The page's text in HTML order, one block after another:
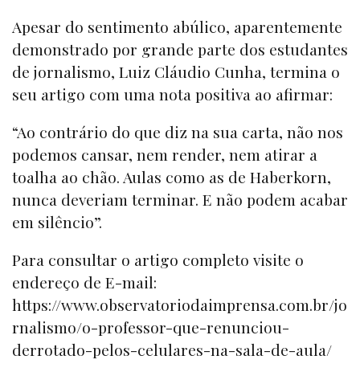
Apesar do sentimento abúlico, aparentemente
demonstrado por grande parte dos estudantes
de jornalismo, Luiz Cláudio Cunha, termina o
seu artigo com uma nota positiva ao afirmar:
“Ao contrário do que diz na sua carta, não nos
podemos cansar, nem render, nem atirar a
toalha ao chão. Aulas como as de Haberkorn,
nunca deveriam terminar. E não podem acabar
em silêncio”.
Para consultar o artigo completo visite o
endereço de E-mail:
https://www.observatoriodaimprensa.com.br/jo
rnalismo/o-professor-que-renunciou-
derrotado-pelos-celulares-na-sala-de-aula/